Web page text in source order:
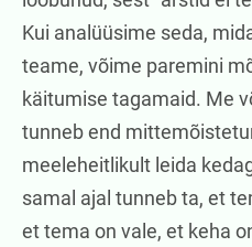
Kui analüüsime seda,
teame, võime paremini
käitumise tagamaid. Me
tunneb end
meeleheitlikult leida
samal ajal tunneb ta, et
et tema on vale, et keha